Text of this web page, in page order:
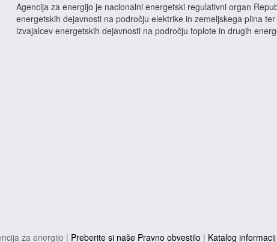
Agencija za energijo je nacionalni energetski regulativni organ
energetskih dejavnosti na področju elektrike in zemeljskega plina
izvajalcev energetskih dejavnosti na področju toplote in drugih
za energijo | Preberite si naše Pravno obvestilo | Katalog